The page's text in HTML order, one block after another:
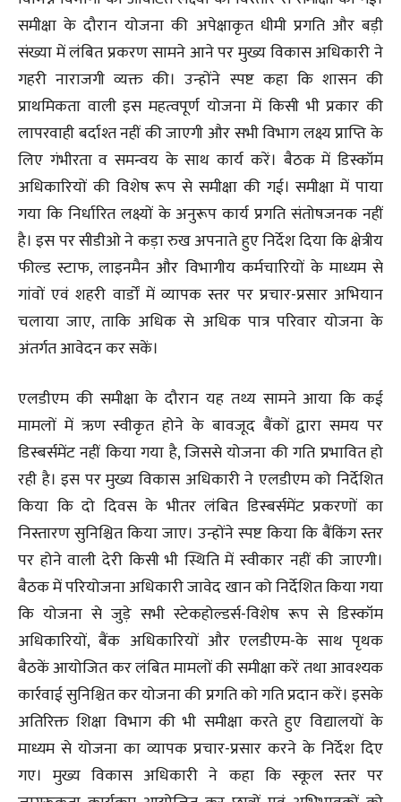
समीक्षा के दौरान योजना की अपेक्षाकृत धीमी प्रगति और बड़ी
संख्या में लंबित प्रकरण सामने आने पर मुख्य विकास अधिकारी ने
गहरी नाराजगी व्यक्त की। उन्होंने स्पष्ट कहा कि शासन की
प्राथमिकता वाली इस महत्वपूर्ण योजना में किसी भी प्रकार की
लापरवाही बर्दाश्त नहीं की जाएगी और सभी विभाग लक्ष्य प्राप्ति के
लिए गंभीरता व समन्वय के साथ कार्य करें। बैठक में डिस्कॉम
अधिकारियों की विशेष रूप से समीक्षा की गई। समीक्षा में पाया
गया कि निर्धारित लक्ष्यों के अनुरूप कार्य प्रगति संतोषजनक नहीं
है। इस पर सीडीओ ने कड़ा रुख अपनाते हुए निर्देश दिया कि क्षेत्रीय
फील्ड स्टाफ, लाइनमैन और विभागीय कर्मचारियों के माध्यम से
गांवों एवं शहरी वार्डों में व्यापक स्तर पर प्रचार-प्रसार अभियान
चलाया जाए, ताकि अधिक से अधिक पात्र परिवार योजना के
अंतर्गत आवेदन कर सकें।
एलडीएम की समीक्षा के दौरान यह तथ्य सामने आया कि कई
मामलों में ऋण स्वीकृत होने के बावजूद बैंकों द्वारा समय पर
डिस्बर्समेंट नहीं किया गया है, जिससे योजना की गति प्रभावित हो
रही है। इस पर मुख्य विकास अधिकारी ने एलडीएम को निर्देशित
किया कि दो दिवस के भीतर लंबित डिस्बर्समेंट प्रकरणों का
निस्तारण सुनिश्चित किया जाए। उन्होंने स्पष्ट किया कि बैंकिंग स्तर
पर होने वाली देरी किसी भी स्थिति में स्वीकार नहीं की जाएगी।
बैठक में परियोजना अधिकारी जावेद खान को निर्देशित किया गया
कि योजना से जुड़े सभी स्टेकहोल्डर्स-विशेष रूप से डिस्कॉम
अधिकारियों, बैंक अधिकारियों और एलडीएम-के साथ पृथक
बैठकें आयोजित कर लंबित मामलों की समीक्षा करें तथा आवश्यक
कार्रवाई सुनिश्चित कर योजना की प्रगति को गति प्रदान करें। इसके
अतिरिक्त शिक्षा विभाग की भी समीक्षा करते हुए विद्यालयों के
माध्यम से योजना का व्यापक प्रचार-प्रसार करने के निर्देश दिए
गए। मुख्य विकास अधिकारी ने कहा कि स्कूल स्तर पर